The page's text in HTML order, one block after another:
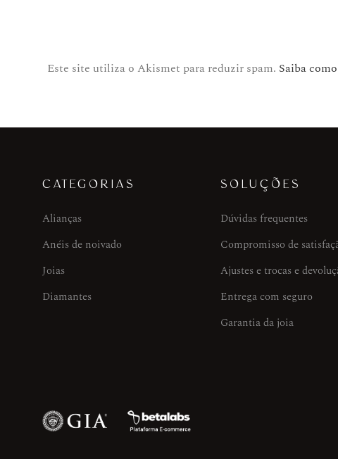
Este site utiliza o Akismet para reduzir spam. Saiba
CATEGORIAS
Alianças
Anéis de noivado
Joias
Diamantes
SOLUÇÕES
Dúvidas frequentes
Compromisso de
Ajustes e trocas e
Entrega com seguro
Garantia da joia